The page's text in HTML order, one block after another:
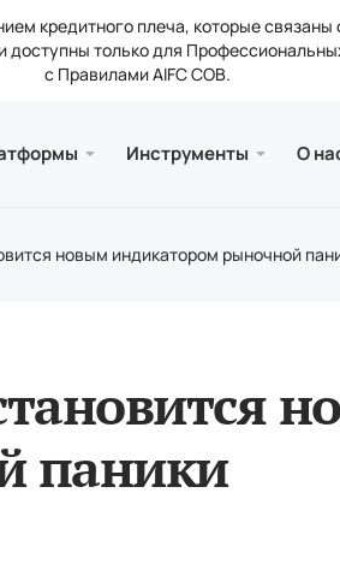
кредитного плеча, которые
только для
с Правилами AIFC COB.
Инструменты О
новым индикатором рыночной
паники